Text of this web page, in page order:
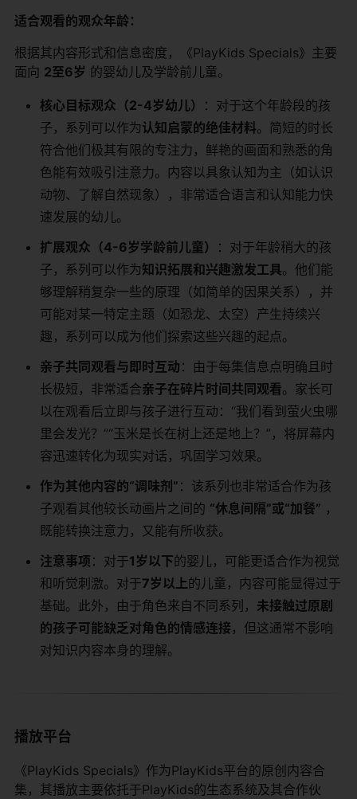
适合观看的观众年龄：
根据其内容形式和信息密度，《PlayKids Specials》主要
面向 2至6岁 ​ 的婴幼儿及学龄前儿童。
核心目标观众（2-4岁幼儿）
：对于这个年龄段的孩
子，系列可以作为认知启蒙的绝佳材料。简短的时长
符合他们极其有限的专注力，鲜艳的画面和熟悉的角
色能有效吸引注意力。内容以具象认知为主（如认识
动物、了解自然现象），非常适合语言和认知能力快
速发展的幼儿。
扩展观众（4-6岁学龄前儿童）
：对于年龄稍大的孩
子，系列可以作为知识拓展和兴趣激发工具。他们能
够理解稍复杂一些的原理（如简单的因果关系），并
可能对某一特定主题（如恐龙、太空）产生持续兴
趣，系列可以成为他们探索这些兴趣的起点。
亲子共同观看与即时互动 ：由于每集信息点明确且时
长极短，非常适合亲子在碎片时间共同观看。家长可
以在观看后立即与孩子进行互动：“我们看到萤火虫哪
里会发光？”“玉米是长在树上还是地上？”，将屏幕内
容迅速转化为现实对话，巩固学习效果。
作为其他内容的“调味剂” ：该系列也非常适合作为孩
子观看其他较长动画片之间的 “休息间隔”或“加餐” ​ ，
既能转换注意力，又能有所收获。
注意事项 ：对于1岁以下的婴儿，可能更适合作为视觉
和听觉刺激。对于7岁以上的儿童，内容可能显得过于
基础。此外，由于角色来自不同系列， 未接触过原剧
的孩子可能缺乏对角色的情感连接 ，但这通常不影响
对知识内容本身的理解。
播放平台
《PlayKids Specials》作为PlayKids平台的原创内容合
集，其播放主要依托于PlayKids的生态系统及其合作伙